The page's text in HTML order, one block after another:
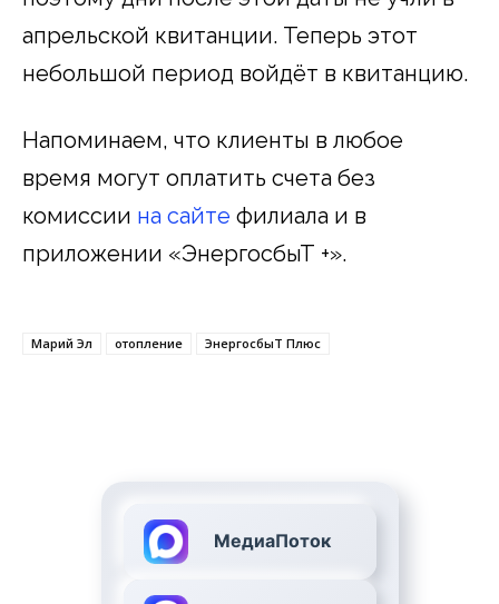
апрельской квитанции. Теперь этот
небольшой период войдёт в квитанцию.
Напоминаем, что клиенты в любое
время могут оплатить счета без
комиссии на сайте филиала и в
приложении «ЭнергосбыТ +».
Марий Эл отопление ЭнергосбыТ Плюс
МедиаПоток